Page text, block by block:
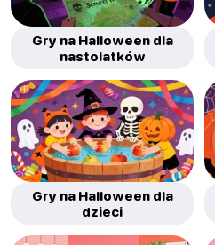
Gry na Halloween dla
nastolatków
Gry na Halloween dla
dzieci